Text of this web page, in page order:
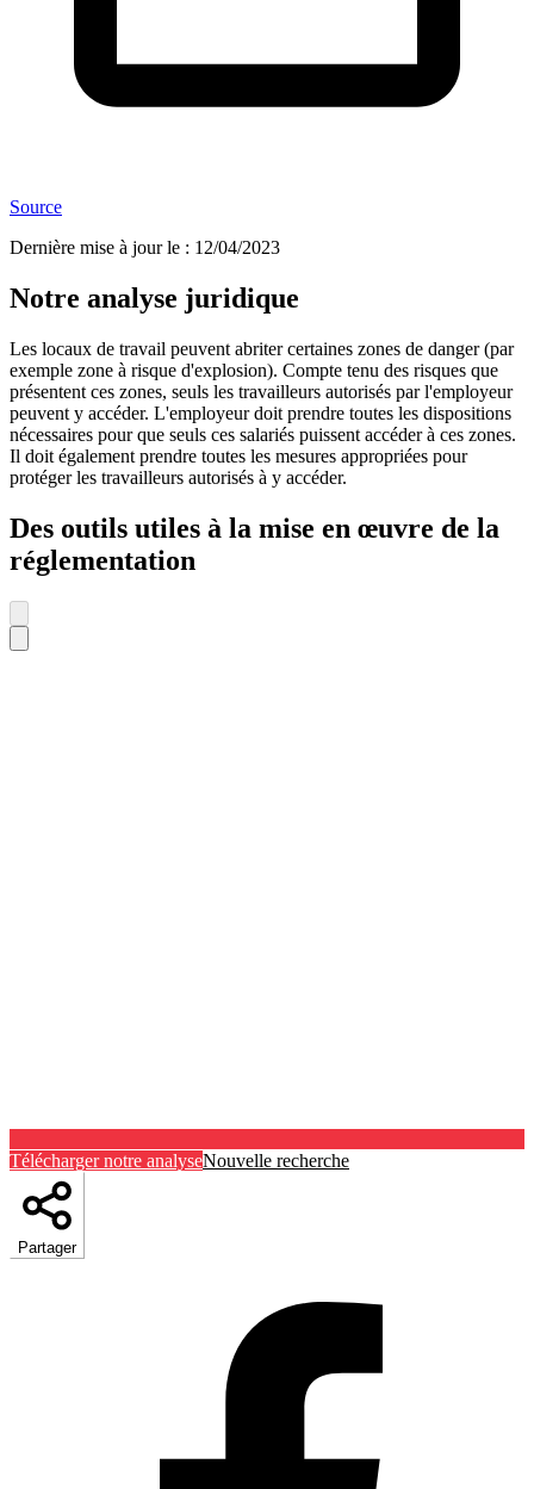
Source
Dernière mise à jour le : 12/04/2023
Notre analyse juridique
Les locaux de travail peuvent abriter certaines zones de danger (par
exemple zone à risque d'explosion). Compte tenu des risques que
présentent ces zones, seuls les travailleurs autorisés par l'employeur
peuvent y accéder. L'employeur doit prendre toutes les dispositions
nécessaires pour que seuls ces salariés puissent accéder à ces zones.
Il doit également prendre toutes les mesures appropriées pour
protéger les travailleurs autorisés à y accéder.
Des outils utiles à la mise en œuvre de la
réglementation
Télécharger notre analyseNouvelle recherche
Partager